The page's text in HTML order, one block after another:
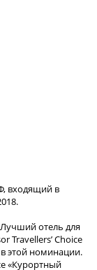
входящий в
отель для
Travellers’ Choice
в этой номинации.
«Курортный